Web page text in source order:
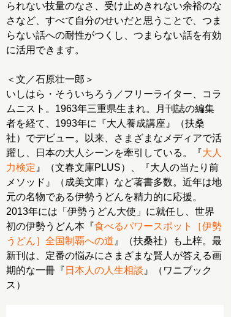
られない技量のなさ、受け止めきれない余裕のな
さなど、すべて自分のせいだと思うことで、つま
らない話への耐性がつくし、つまらない話を有効
に活用できます。
＜文／石原壮一郎＞
いしはら・そういちろう／フリーライター、コラ
ムニスト。1963年三重県生まれ。月刊誌の編集
者を経て、1993年に『大人養成講座』（扶桑
社）でデビュー。以来、さまざまなメディアで活
躍し、日本の大人シーンを牽引している。『大人
力検定 』（文春文庫PLUS）、『大人の当たり前
メソッド』（成美文庫）など著書多数。近年は地
元の名物である伊勢うどんを精力的に応援。
2013年には「伊勢うどん大使」に就任し、世界
初の伊勢うどん本『食べるパワースポット［伊勢
うどん］全国制覇への道 』（扶桑社）も上梓。最
新刊は、定番の悩みにさまざまな賢人が答える画
期的な一冊『 日本人の人生相談 』（ワニブック
ス）